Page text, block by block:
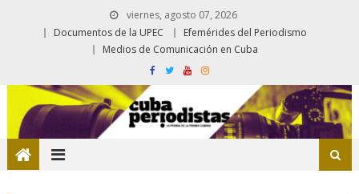
viernes, agosto 07, 2026
Documentos de la UPEC
Efemérides del Periodismo
Medios de Comunicación en Cuba